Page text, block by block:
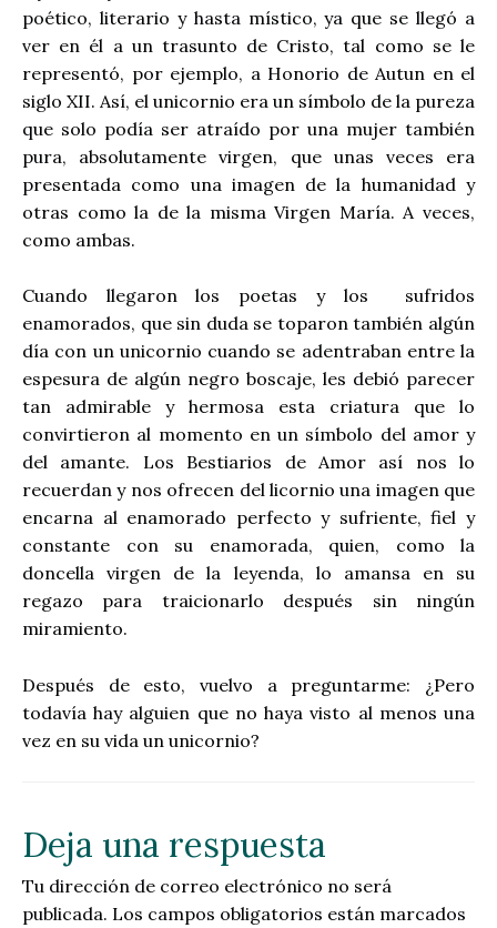
poético, literario y hasta místico, ya que se llegó a
ver en él a un trasunto de Cristo, tal como se le
representó, por ejemplo, a Honorio de Autun en el
siglo XII. Así, el unicornio era un símbolo de la pureza
que solo podía ser atraído por una mujer también
pura, absolutamente virgen, que unas veces era
presentada como una imagen de la humanidad y
otras como la de la misma Virgen María. A veces,
como ambas.
Cuando llegaron los poetas y los
sufridos
enamorados, que sin duda se toparon también algún
día con un unicornio cuando se adentraban entre la
espesura de algún negro boscaje, les debió parecer
tan admirable y hermosa esta criatura que lo
convirtieron al momento en un símbolo del amor y
del amante. Los Bestiarios de Amor así nos lo
recuerdan y nos ofrecen del licornio una imagen que
encarna al enamorado perfecto y sufriente, fiel y
constante con su enamorada, quien, como la
doncella virgen de la leyenda, lo amansa en su
regazo para traicionarlo después sin ningún
miramiento.
Después de esto, vuelvo a preguntarme: ¿Pero
todavía hay alguien que no haya visto al menos una
vez en su vida un unicornio?
Deja una respuesta
Tu dirección de correo electrónico no será
publicada. Los campos obligatorios están marcados